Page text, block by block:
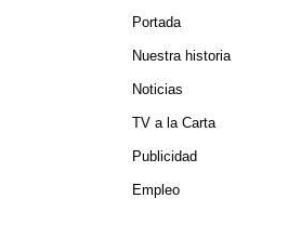
Portada
Nuestra historia
Noticias
TV a la Carta
Publicidad
Empleo